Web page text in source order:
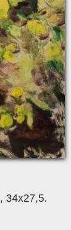
, 34x27,5.